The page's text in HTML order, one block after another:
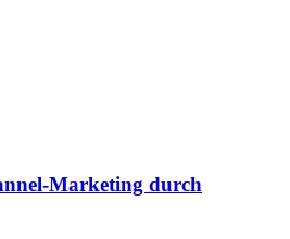
Marketing durch